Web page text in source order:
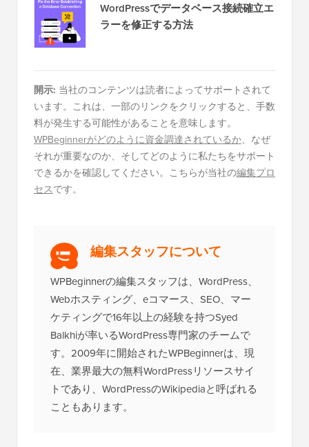
WordPressでデータベース接続確立エ
ラーを修正する方法
開示: 当社のコンテンツは読者によってサポートされて
います。これは、一部のリンクをクリックすると、手数
料が発生する可能性があることを意味します。
WPBeginnerがどのように資金調達されているか、なぜ
それが重要なのか、そしてどのように私たちをサポート
できるかを確認してください。こちらが当社の編集プロ
セスです。
編集スタッフについて
WPBeginnerの編集スタッフは、WordPress、
Webホスティング、eコマース、SEO、マー
ケティングで16年以上の経験を持つSyed
Balkhiが率いるWordPress専門家のチームで
す。2009年に開始されたWPBeginnerは、現
在、業界最大の無料WordPressリソースサイ
トであり、WordPressのWikipediaと呼ばれる
こともあります。